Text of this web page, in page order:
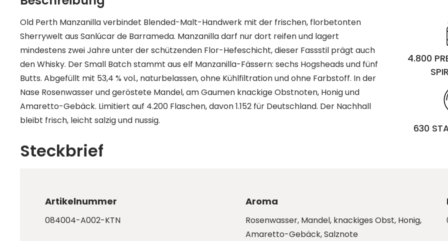
Old Perth Manzanilla verbindet Blended-Malt-Handwerk mit der frischen, florbetonten
Sherrywelt aus Sanlúcar de Barrameda. Manzanilla darf nur dort reifen und lagert
mindestens zwei Jahre unter der schützenden Flor-Hefeschicht, dieser Fassstil prägt auch
den Whisky. Der Small Batch stammt aus elf Manzanilla-Fässern: sechs Hogsheads und fünf
Butts. Abgefüllt mit 53,4 % vol., naturbelassen, ohne Kühlfiltration und ohne Farbstoff. In der
Nase Rosenwasser und geröstete Mandel, am Gaumen knackige Obstnoten, Honig und
Amaretto-Gebäck. Limitiert auf 4.200 Flaschen, davon 1.152 für Deutschland. Der Nachhall
bleibt frisch, leicht salzig und nussig.
4.800
630
Steckbrief
Artikelnummer
084004-A002-KTN
Aroma
Rosenwasser, Mandel, knackiges Obst, Honig,
Amaretto-Gebäck, Salznote